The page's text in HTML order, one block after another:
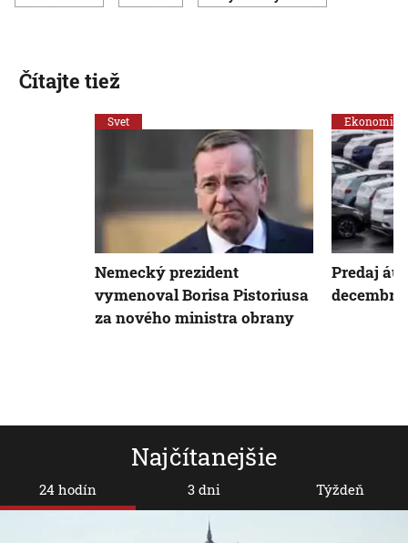
Najčítanejšie
24 hodín 3 dni Týždeň
Čítajte tiež
Svet
Nemecký prezident
vymenoval Borisa Pistoriusa
za nového ministra obrany
Ekonomika
Predaj
decembri